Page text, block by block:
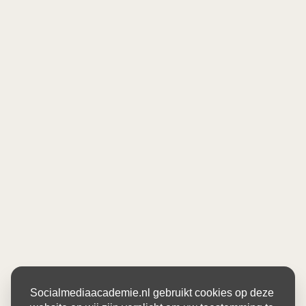
Socialmediaacademie.nl gebruikt cookies op deze